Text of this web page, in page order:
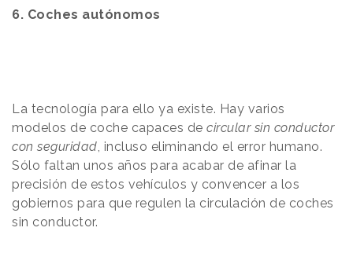
6. Coches autónomos
La tecnología para ello ya existe. Hay varios
modelos de coche capaces de circular sin conductor
con seguridad , incluso eliminando el error humano.
Sólo faltan unos años para acabar de afinar la
precisión de estos vehículos y convencer a los
gobiernos para que regulen la circulación de coches
sin conductor.